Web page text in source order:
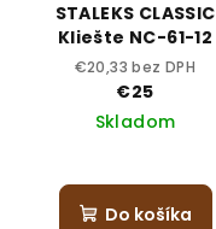
STALEKS CLASSIC
Kliešte NC-61-12
€20,33 bez DPH
€25
Skladom
Do košíka